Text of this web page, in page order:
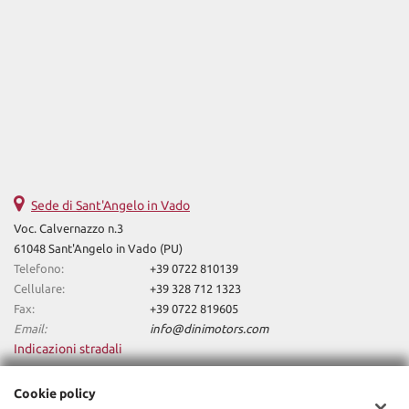
Sede di Sant'Angelo in Vado
Voc. Calvernazzo n.3
61048 Sant'Angelo in Vado (PU)
Telefono:
+39 0722 810139
Cellulare:
+39 328 712 1323
Fax:
+39 0722 819605
Email:
info@dinimotors.com
Indicazioni stradali
Cookie policy